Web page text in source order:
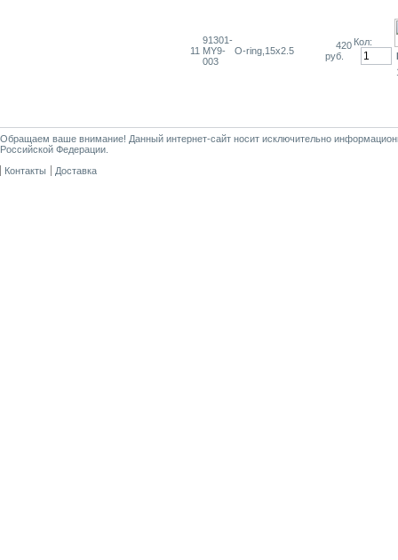
11
91301-
MY9-
003
O-ring,15x2.5
420
руб.
Кол:
Обращаем ваше внимание! Данный интернет-сайт носит исключительно
Российской Федерации.
Контакты
Доставка